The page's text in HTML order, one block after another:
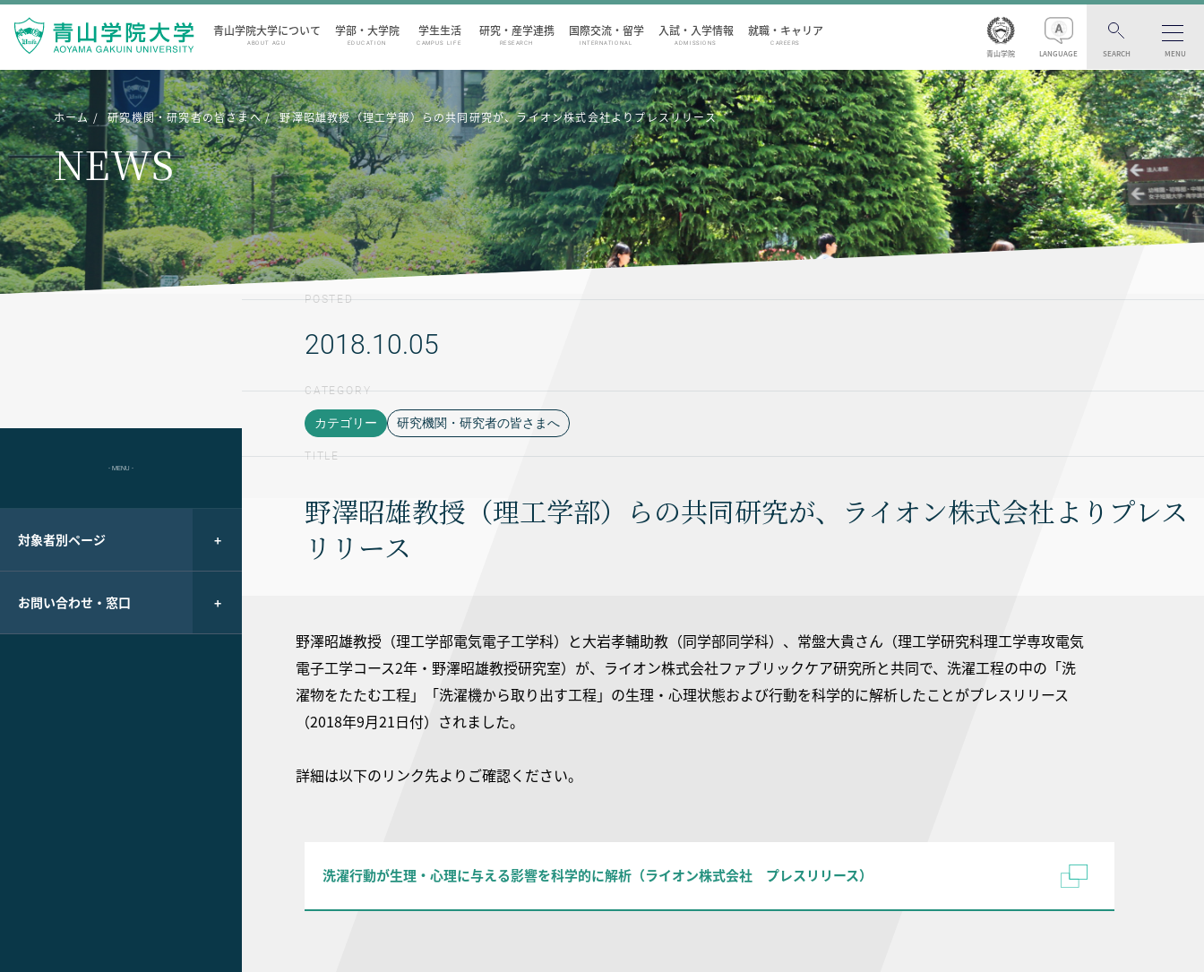
青山学院大学について
ABOUT AGU
学部・大学院
EDUCATION
学生生活
CAMPUS LIFE
研究・産学連携
RESEARCH
国際交流・留学
INTERNATIONAL
入試・入学情報
ADMISSIONS
就職・キャリア
CAREERS
青山学院 LANGUAGE SEARCH MENU
ホーム 研究機関・研究者の皆さまへ 野澤昭雄教授（理工学部）らの共同研究が、ライオン株式会社よりプレスリリース
NEWS
- MENU -
対象者別ページ
お問い合わせ・窓口
POSTED
2018.10.05
CATEGORY
カテゴリー 研究機関・研究者の皆さまへ
TITLE
野澤昭雄教授（理工学部）らの共同研究が、ライオン株式会社よりプレス
リリース
野澤昭雄教授（理工学部電気電子工学科）と大岩孝輔助教（同学部同学科）、常盤大貴さん（理工学研究科理工学専攻電気
電子工学コース2年・野澤昭雄教授研究室）が、ライオン株式会社ファブリックケア研究所と共同で、洗濯工程の中の「洗
濯物をたたむ工程」「洗濯機から取り出す工程」の生理・心理状態および行動を科学的に解析したことがプレスリリース
（2018年9月21日付）されました。
詳細は以下のリンク先よりご確認ください。
洗濯行動が生理・心理に与える影響を科学的に解析（ライオン株式会社 プレスリリース）